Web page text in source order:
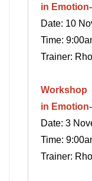
in
Date: 10
Time:
Trainer:
in
Date: 3
Time:
Trainer: